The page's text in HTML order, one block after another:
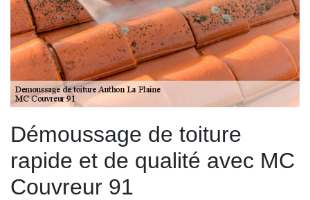
Démoussage de toiture
rapide et de qualité avec MC
Couvreur 91